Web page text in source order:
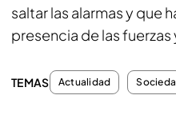
saltar las alarmas y que
presencia de las
TEMAS Actualidad